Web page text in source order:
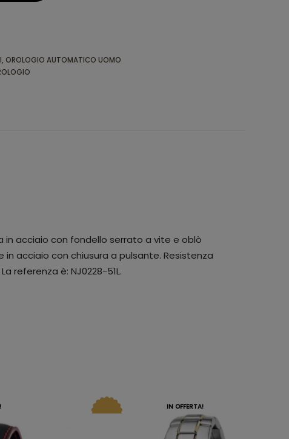
, OROLOGIO AUTOMATICO UOMO
in acciaio con fondello serrato a vite e oblò
acciaio con chiusura a pulsante. Resistenza
referenza è: NJ0228-51L.
IN OFFERTA!